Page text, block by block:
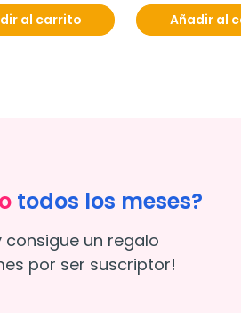
al carrito Añadir al
todos los meses?
un regalo
por ser suscriptor!